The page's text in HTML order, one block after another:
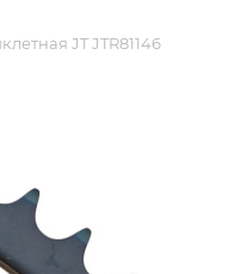
JT JTR81146